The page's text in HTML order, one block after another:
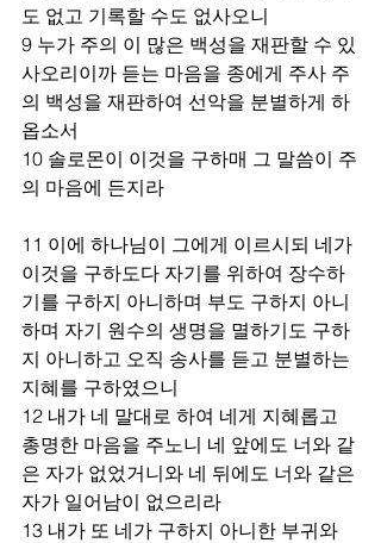
도 없고 기록할 수도 없사오니
9 누가 주의 이 많은 백성을 재판할 수 있
사오리이까 듣는 마음을 종에게 주사 주
의 백성을 재판하여 선악을 분별하게 하
옵소서
10 솔로몬이 이것을 구하매 그 말씀이 주
의 마음에 든지라
11 이에 하나님이 그에게 이르시되 네가
이것을 구하도다 자기를 위하여 장수하
기를 구하지 아니하며 부도 구하지 아니
하며 자기 원수의 생명을 멸하기도 구하
지 아니하고 오직 송사를 듣고 분별하는
지혜를 구하였으니
12 내가 네 말대로 하여 네게 지혜롭고
총명한 마음을 주노니 네 앞에도 너와 같
은 자가 없었거니와 네 뒤에도 너와 같은
자가 일어남이 없으리라
13 내가 또 네가 구하지 아니한 부귀와